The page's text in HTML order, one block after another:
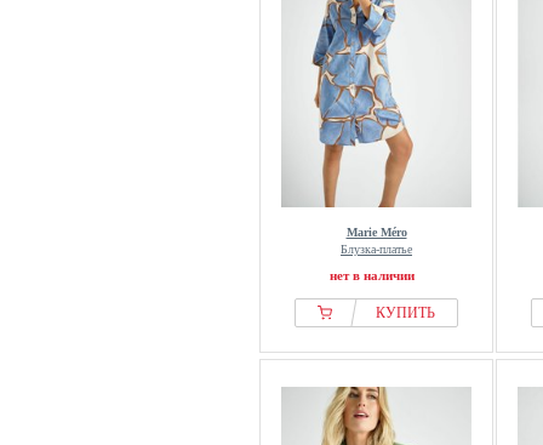
Marie Méro
Блузка-платье
нет в наличии
КУПИТЬ